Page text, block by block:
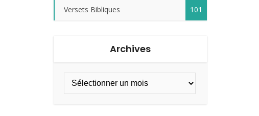
Versets Bibliques 101
Archives